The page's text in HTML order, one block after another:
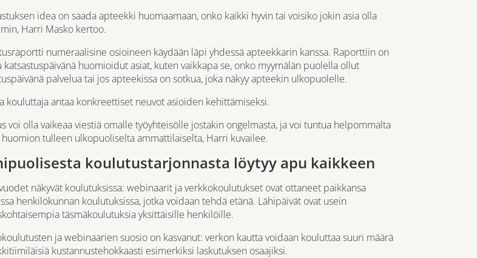
idea on saada apteekki huomaamaan, onko kaikki hyvin tai voisiko jokin asia olla
Harri Masko kertoo.
numeraalisine osioineen käydään läpi yhdessä apteekkarin kanssa. Raporttiin on
katsastuspäivänä huomioidut asiat, kuten vaikkapa se, onko myymälän puolella ollut
palvelua tai jos apteekissa on sotkua, joka näkyy apteekin ulkopuolelle.
kouluttaja antaa konkreettiset neuvot asioiden kehittämiseksi.
voi olla vaikeaa viestiä omalle työyhteisölle jostakin ongelmasta, ja voi tuntua helpommalta
tulleen ulkopuoliselta ammattilaiselta, Harri kuvailee.
koulutustarjonnasta löytyy apu kaikkeen
näkyvät koulutuksissa: webinaarit ja verkkokoulutukset ovat ottaneet paikkansa
henkilökunnan koulutuksissa, jotka voidaan tehdä etänä. Lähipäivät ovat usein
täsmäkoulutuksia yksittäisille henkilöille.
ja webinaarien suosio on kasvanut: verkon kautta voidaan kouluttaa suuri määrä
kustannustehokkaasti esimerkiksi laskutuksen osaajiksi.